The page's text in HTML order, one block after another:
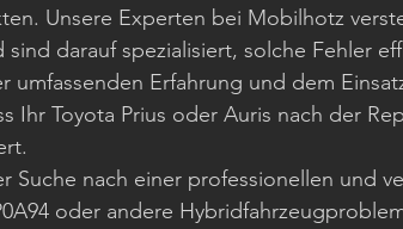
Unsere Experten bei Mobilhotz
sind darauf spezialisiert, solche Fehler
umfassenden Erfahrung und dem
Ihr Toyota Prius oder Auris nach der
Suche nach einer professionellen und
oder andere